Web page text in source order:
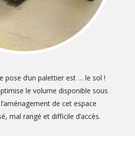
pose d’un palettier est … le sol !
le volume disponible sous
de cet espace
mal rangé et difficile d’accès.